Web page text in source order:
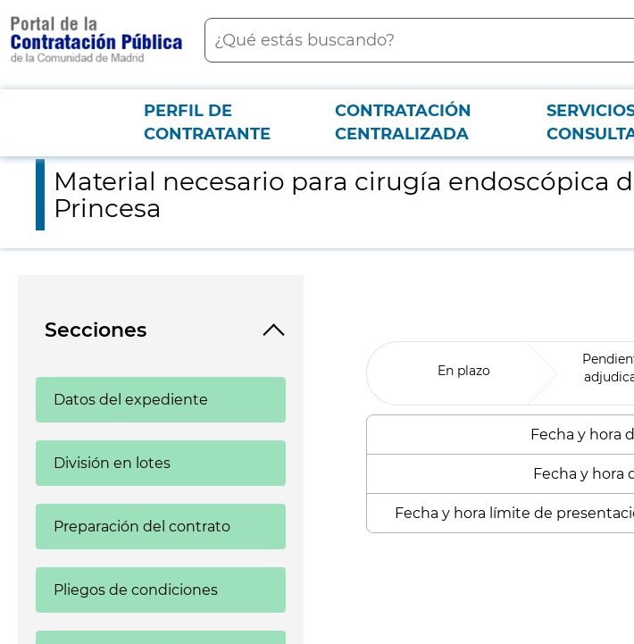
contenido
principal
Buscar
Menú PCON
PERFIL DE
CONTRATANTE
CONTRATACIÓN
CENTRALIZADA
Material necesario para cirugía endoscópica de otorrinolaringología para el H.U. La Princesa
Material necesario para cirugía endoscópica
Princesa
Secciones
Datos del expediente
División en lotes
Preparación del contrato
Pliegos de condiciones
En plazo
Fecha y hora
Fecha y hora
Fecha y hora límite de